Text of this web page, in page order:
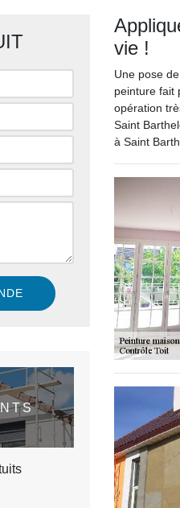
vie !
Une pose
peinture fait
opération
Saint
à Saint